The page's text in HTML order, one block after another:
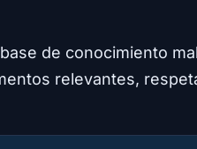
de conocimiento
relevantes,